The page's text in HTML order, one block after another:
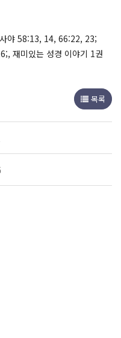
야 58:13, 14, 66:22, 23;
재미있는 성경 이야기 1권
목록